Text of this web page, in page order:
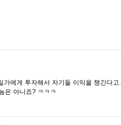
가에게 투자해서 자기들 이익을 챙긴다고.
은 아니죠? ㅋㅋㅋ